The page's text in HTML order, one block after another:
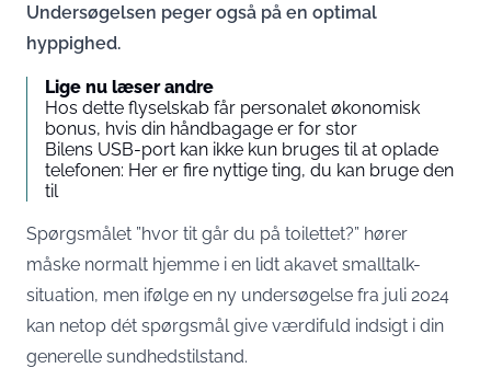
Undersøgelsen peger også på en optimal
hyppighed.
Lige nu læser andre
Hos dette flyselskab får personalet økonomisk
bonus, hvis din håndbagage er for stor
Bilens USB-port kan ikke kun bruges til at oplade
telefonen: Her er fire nyttige ting, du kan bruge den
til
Spørgsmålet ”hvor tit går du på toilettet?” hører
måske normalt hjemme i en lidt akavet smalltalk-
situation, men ifølge en ny undersøgelse fra juli 2024
kan netop dét spørgsmål give værdifuld indsigt i din
generelle sundhedstilstand.